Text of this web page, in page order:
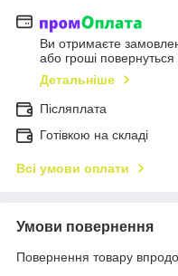
Ви отримаєте
або гроші
Детальніше
Післяплата
Готівкою на складі
Всі умови оплати
Умови повернення
Повернення товару